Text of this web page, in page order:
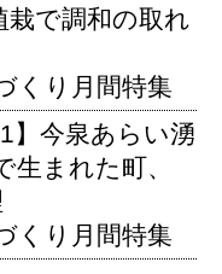
栽で調和の取れ
くり月間特集
】今泉あらい湧
生まれた町、
くり月間特集